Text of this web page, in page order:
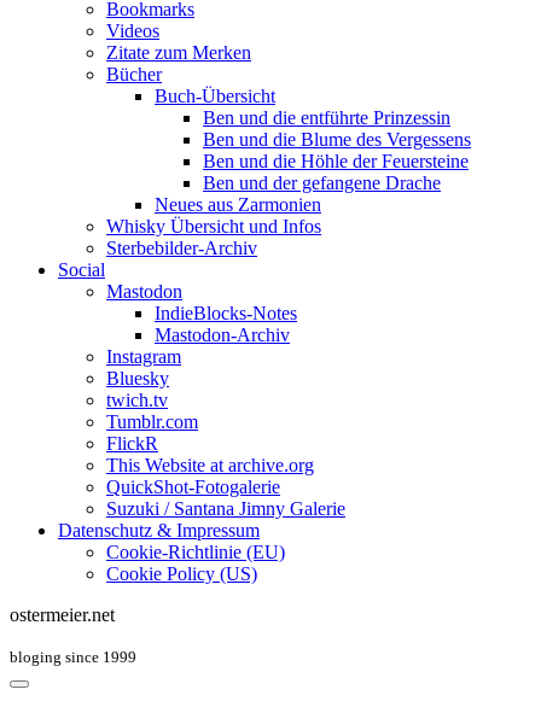
Bookmarks
Videos
Zitate zum Merken
Bücher
Buch-Übersicht
Ben und die entführte Prinzessin
Ben und die Blume des Vergessens
Ben und die Höhle der Feuersteine
Ben und der gefangene Drache
Neues aus Zarmonien
Whisky Übersicht und Infos
Sterbebilder-Archiv
Social
Mastodon
IndieBlocks-Notes
Mastodon-Archiv
Instagram
Bluesky
twich.tv
Tumblr.com
FlickR
This Website at archive.org
QuickShot-Fotogalerie
Suzuki / Santana Jimny Galerie
Datenschutz & Impressum
Cookie-Richtlinie (EU)
Cookie Policy (US)
ostermeier.net
bloging since 1999